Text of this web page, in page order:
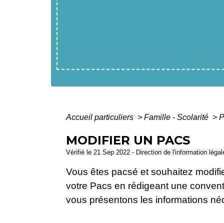
Accueil particuliers > Famille - Scolarité >
MODIFIER UN PACS
Vérifié le 21 Sep 2022 - Direction de l'information
Vous êtes pacsé et souhaitez
votre Pacs en rédigeant une
vous présentons les informations